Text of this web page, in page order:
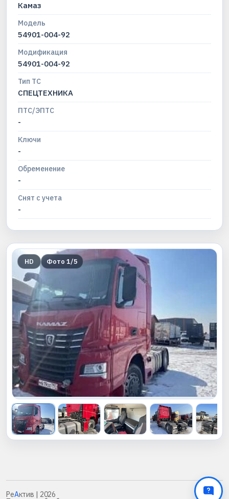
Камаз
Модель
54901-004-92
Модификация
54901-004-92
Тип ТС
СПЕЦТЕХНИКА
ПТС/ЭПТС
-
Ключи
-
Обременение
-
Снят с учета
-
HD Фото 1/5
РеАктив | 2026